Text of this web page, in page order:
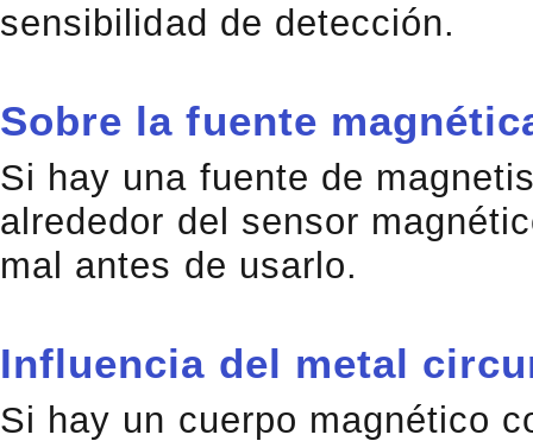
sensibilidad de detección.
Sobre la fuente
Si hay una fuente de
alrededor del sensor
mal antes de usarlo.
Influencia del metal
Si hay un cuerpo magnético